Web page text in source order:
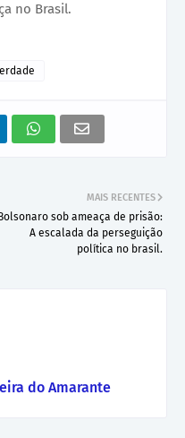
no Brasil.
MAIS RECENTES
Bolsonaro sob ameaça de prisão:
A escalada da perseguição
política no brasil.
do Amarante